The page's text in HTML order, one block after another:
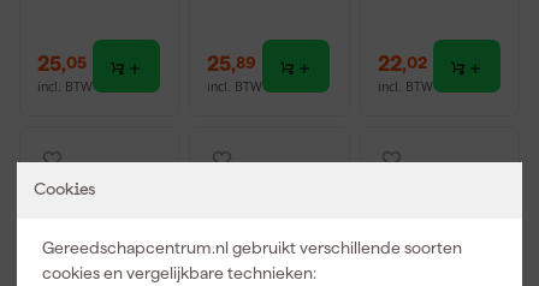
Cookies
Gereedschapcentrum.nl gebruikt verschillende soorten
cookies en vergelijkbare technieken:
25,05
incl. BTW
25,89
incl. BTW
22,02
incl. BTW